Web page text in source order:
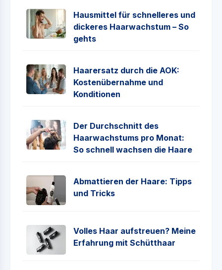
Hausmittel für schnelleres und
dickeres Haarwachstum – So
gehts
Haarersatz durch die AOK:
Kostenübernahme und
Konditionen
Der Durchschnitt des
Haarwachstums pro Monat:
So schnell wachsen die Haare
Abmattieren der Haare: Tipps
und Tricks
Volles Haar aufstreuen? Meine
Erfahrung mit Schütthaar